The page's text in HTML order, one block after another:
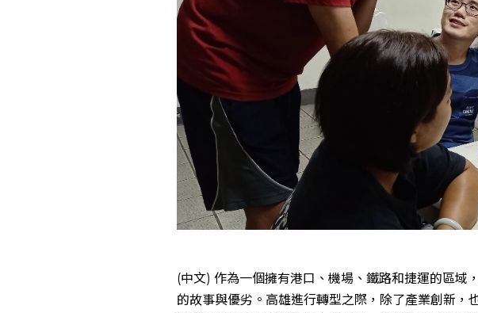
(中文) 作為一個擁有港口、機場、鐵路和捷運的區域
的故事與優劣。高雄進行轉型之際，除了產業創新，